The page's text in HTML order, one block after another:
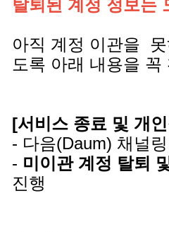
탈퇴된 계정 정보는
아직 계정 이관을
도록 아래 내용을
[서비스 종료 및 개
- 다음(Daum) 채널
- 미이관 계정 탈퇴
진행